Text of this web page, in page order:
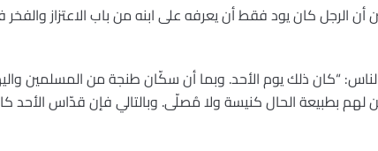
أن الرجل كان يود فقط أن يعرفه على ابنه من باب الاعتزاز
“كان ذلك يوم الأحد. وبما أن سكّان طنجة من المسلمين
لهم بطبيعة الحال كنيسة ولا مُصلّى. وبالتالي فإن قدّاس الأحد